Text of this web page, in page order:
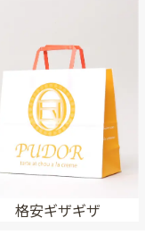
格安ギザギザ